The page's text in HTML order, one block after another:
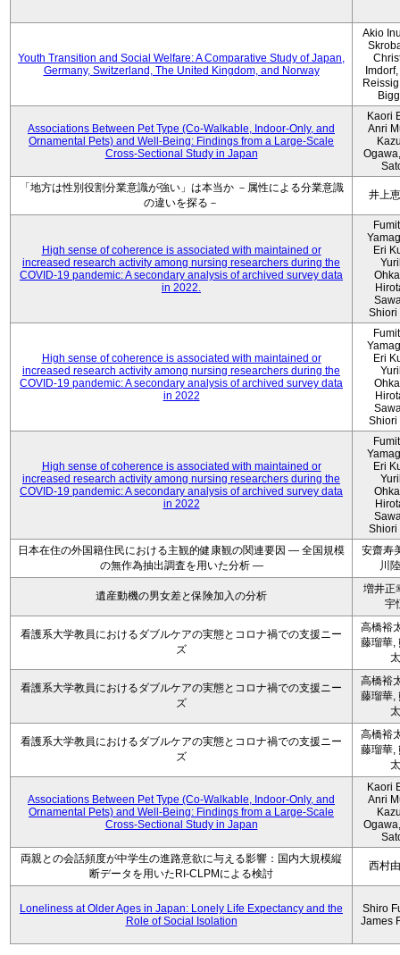
Youth Transition and Social Welfare: A Comparative Study of Japan,
Germany, Switzerland, The United Kingdom, and Norway
Akio
Associations Between Pet Type (Co-Walkable, Indoor-Only, and
Ornamental Pets) and Well-Being: Findings from a Large-Scale
Cross-Sectional Study in Japan
Kaori
Anri
「地方は性別役割分業意識が強い」は本当か －属性による分業意識
の違いを探る－
井上
High sense of coherence is associated with maintained or
increased research activity among nursing researchers during the
COVID-19 pandemic: A secondary analysis of archived survey data
in 2022.
Eri
Shiori
High sense of coherence is associated with maintained or
increased research activity among nursing researchers during the
COVID-19 pandemic: A secondary analysis of archived survey data
in 2022
Eri
Shiori
High sense of coherence is associated with maintained or
increased research activity among nursing researchers during the
COVID-19 pandemic: A secondary analysis of archived survey data
in 2022
Eri
Shiori
日本在住の外国籍住民における主観的健康観の関連要因 ― 全国規模
の無作為抽出調査を用いた分析 ―
安齋寿
川
遺産動機の男女差と保険加入の分析
増井正
宇
看護系大学教員におけるダブルケアの実態とコロナ禍での支援ニー
ズ
高橋裕
藤瑠華,
太
看護系大学教員におけるダブルケアの実態とコロナ禍での支援ニー
ズ
高橋裕
藤瑠華,
太
看護系大学教員におけるダブルケアの実態とコロナ禍での支援ニー
ズ
高橋裕
藤瑠華,
太
Associations Between Pet Type (Co-Walkable, Indoor-Only, and
Ornamental Pets) and Well-Being: Findings from a Large-Scale
Cross-Sectional Study in Japan
Kaori
Anri
両親との会話頻度が中学生の進路意欲に与える影響：国内大規模縦
断データを用いたRI-CLPMによる検討
西村
Loneliness at Older Ages in Japan: Lonely Life Expectancy and the
Role of Social Isolation
Shiro
James